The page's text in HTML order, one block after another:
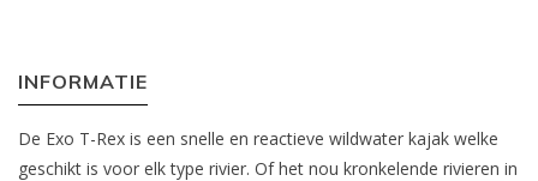
INFORMATIE
De Exo T-Rex is een snelle en reactieve wildwater kajak welke
geschikt is voor elk type rivier. Of het nou kronkelende rivieren in